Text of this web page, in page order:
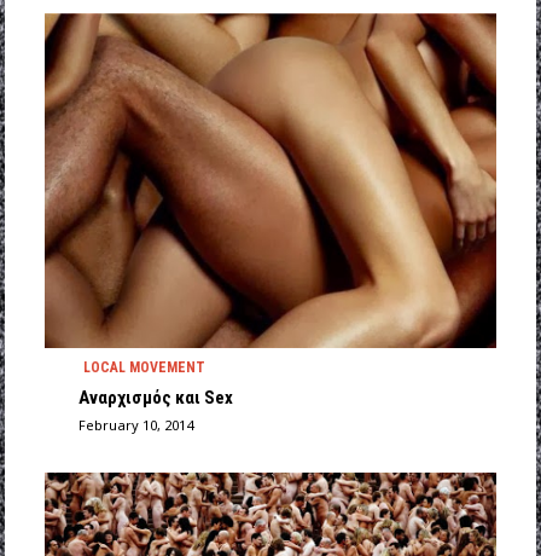
LOCAL MOVEMENT
Aναρχισμός και Sex
February 10, 2014